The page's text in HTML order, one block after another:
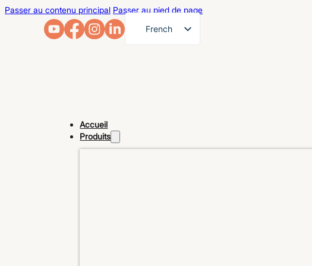
Passer au contenu principal Passer au pied de page
French
Portuguese
Accueil
Produits